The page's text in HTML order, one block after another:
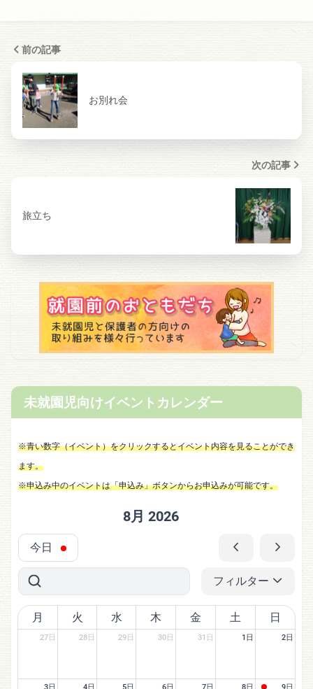
前の記事
お別れ会
次の記事
旅立ち
未就園児向けイベントカレンダー
※青い数字（イベント）をクリックするとイベント内容を見ることができ
ます。
※申込み中のイベントは「申込み」ボタンからお申込みが可能です。
今日
8月 2026
フィルター
月 火 水 木 金 土 日
27日 28日 29日 30日 31日 1日 2日
3日 4日 5日 6日 7日 8日 9日